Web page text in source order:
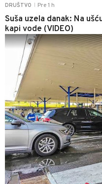
DRUŠTVO Pre 1 h
Suša uzela danak: Na
kapi vode (VIDEO)